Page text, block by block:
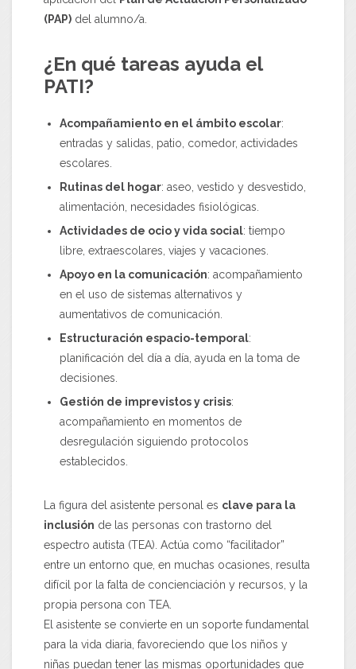
(PAP) del alumno/a.
¿En qué tareas ayuda el
PATI?
Acompañamiento en el ámbito escolar:
entradas y salidas, patio, comedor, actividades
escolares.
Rutinas del hogar: aseo, vestido y desvestido,
alimentación, necesidades fisiológicas.
Actividades de ocio y vida social: tiempo
libre, extraescolares, viajes y vacaciones.
Apoyo en la comunicación: acompañamiento
en el uso de sistemas alternativos y
aumentativos de comunicación.
Estructuración espacio-temporal:
planificación del día a día, ayuda en la toma de
decisiones.
Gestión de imprevistos y crisis:
acompañamiento en momentos de
desregulación siguiendo protocolos
establecidos.
La figura del asistente personal es clave para la
inclusión de las personas con trastorno del
espectro autista (TEA). Actúa como “facilitador”
entre un entorno que, en muchas ocasiones, resulta
difícil por la falta de concienciación y recursos, y la
propia persona con TEA.
El asistente se convierte en un soporte fundamental
para la vida diaria, favoreciendo que los niños y
niñas puedan tener las mismas oportunidades que